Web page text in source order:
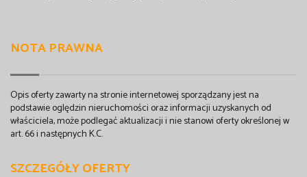
NOTA PRAWNA
Opis oferty zawarty na stronie internetowej sporządzany jest na
podstawie oględzin nieruchomości oraz informacji uzyskanych od
właściciela, może podlegać aktualizacji i nie stanowi oferty określonej w
art. 66 i następnych K.C.
SZCZEGÓŁY OFERTY